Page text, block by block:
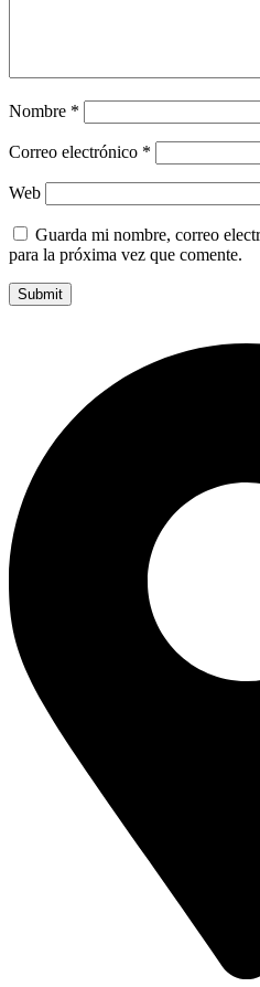
Nombre *
Correo electrónico *
Web
Guarda mi nombre, correo
para la próxima vez que comente.